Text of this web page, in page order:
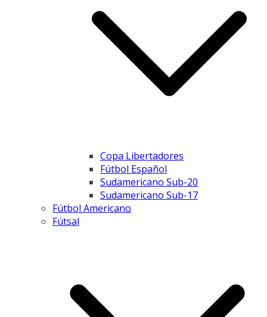
Copa Libertadores
Fútbol Español
Sudamericano Sub-20
Sudamericano Sub-17
Fútbol Americano
Fútsal